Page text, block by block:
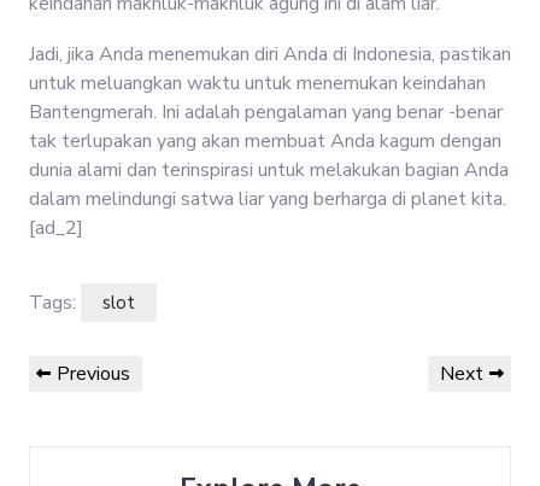
Jadi, jika Anda menemukan diri Anda di Indonesia, pastikan
untuk meluangkan waktu untuk menemukan keindahan
Bantengmerah. Ini adalah pengalaman yang benar -benar
tak terlupakan yang akan membuat Anda kagum dengan
dunia alami dan terinspirasi untuk melakukan bagian Anda
dalam melindungi satwa liar yang berharga di planet kita.
[ad_2]
Tags: slot
Post
Previous
Previous
Next
Next